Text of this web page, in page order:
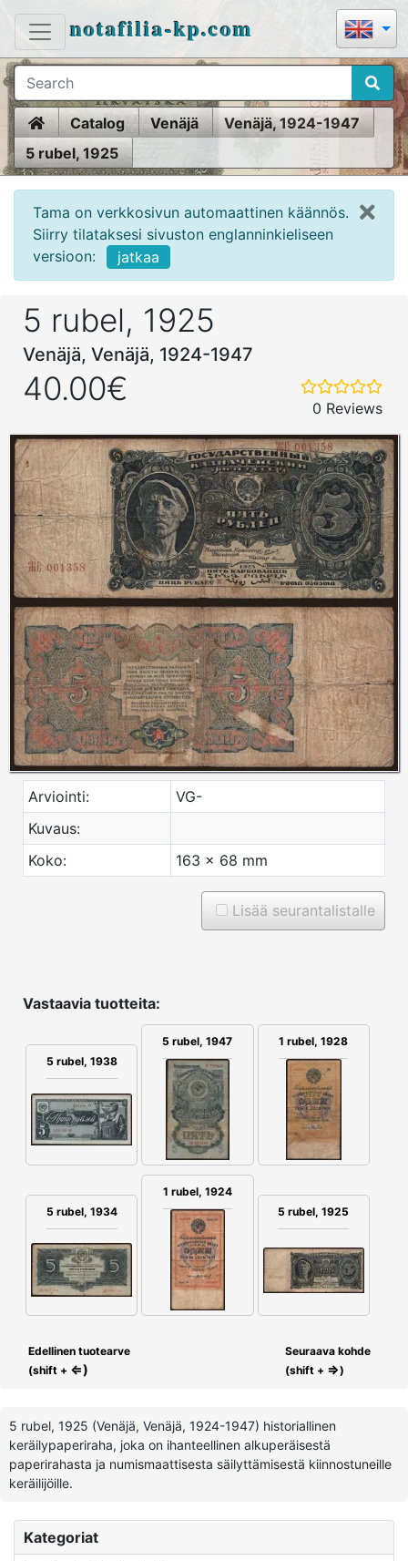
notafilia-kp.com
HomeCatalog Venäjä
Venäjä, 1924-1947
5 rubel, 1925
Tama on verkkosivun automaattinen käännös.
Siirry tilataksesi sivuston englanninkieliseen
versioon:
jatkaa
Kategoriat
5 rubel, 1925
Venäjä, Venäjä, 1924-1947
40.00€
0 Reviews
Arviointi:
VG-
Kuvaus:
Koko:
163 x 68 mm
Lisää seurantalistalle
Vastaavia tuotteita:
5 rubel, 1938
5 rubel, 1947 1 rubel, 1928
5 rubel, 1934
1 rubel, 1924
5 rubel, 1925
Edellinen tuotearve
(shift + ⇐)
Seuraava kohde
(shift + ⇒)
5 rubel, 1925 (Venäjä, Venäjä, 1924-1947) historiallinen
keräilypaperiraha, joka on ihanteellinen alkuperäisestä
paperirahasta ja numismaattisesta säilyttämisestä kiinnostuneille
keräilijöille.